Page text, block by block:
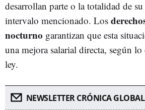
desarrollan parte o la totalidad de
intervalo mencionado. Los
nocturno garantizan que esta
una mejora salarial directa, según
ley.
NEWSLETTER CRÓNICA GLOBAL